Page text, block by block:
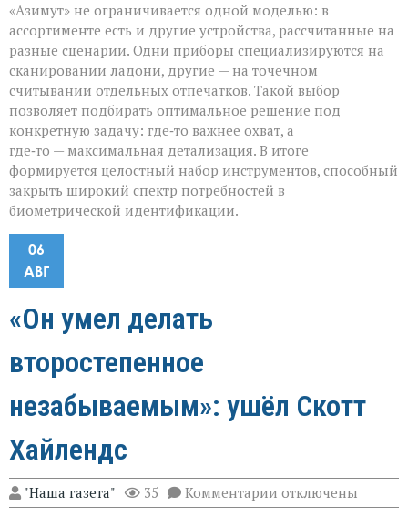
«Азимут» не ограничивается одной моделью: в
ассортименте есть и другие устройства, рассчитанные на
разные сценарии. Одни приборы специализируются на
сканировании ладони, другие — на точечном
считывании отдельных отпечатков. Такой выбор
позволяет подбирать оптимальное решение под
конкретную задачу: где‑то важнее охват, а
где‑то — максимальная детализация. В итоге
формируется целостный набор инструментов, способный
закрыть широкий спектр потребностей в
биометрической идентификации.
06
АВГ
«Он умел делать
второстепенное
незабываемым»: ушёл Скотт
Хайлендс
"Наша газета" 35 Комментарии к
записи
отключены